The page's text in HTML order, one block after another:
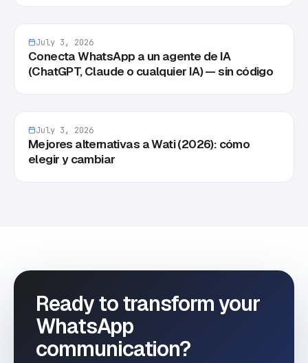
July 3, 2026
Conecta WhatsApp a un agente de IA
(ChatGPT, Claude o cualquier IA) — sin código
July 3, 2026
Mejores alternativas a Wati (2026): cómo
elegir y cambiar
Ready to transform your
WhatsApp
communication?